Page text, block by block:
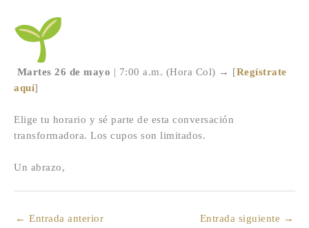
Martes 26 de mayo | 7:00 a.m. (Hora Col) → [Regístrate
aquí]
Elige tu horario y sé parte de esta conversación
transformadora. Los cupos son limitados.
Un abrazo,
← Entrada anterior Entrada siguiente →